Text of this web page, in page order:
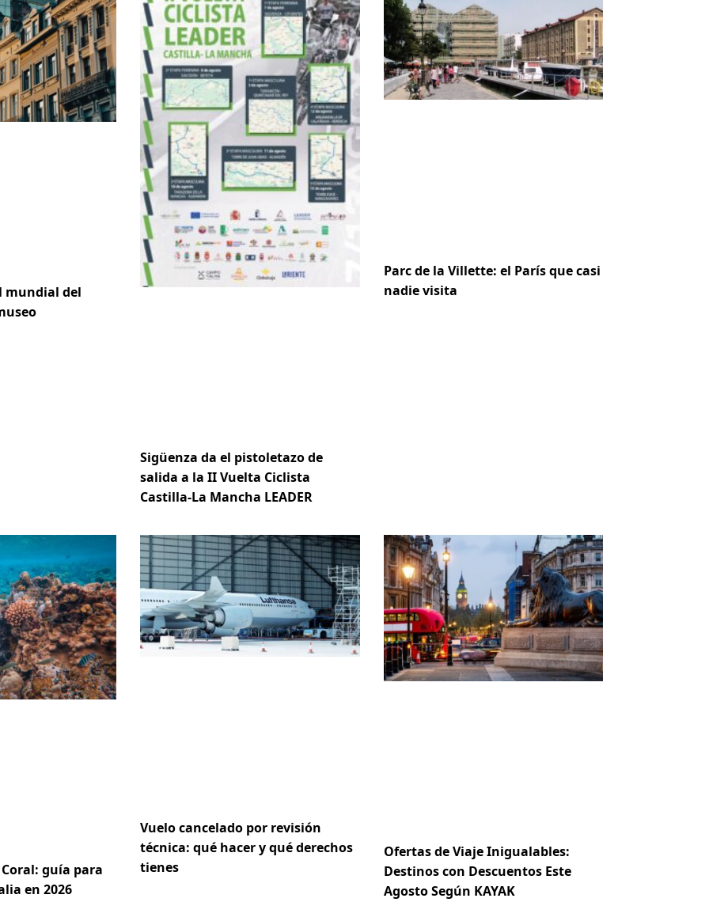
mundial del
Sigüenza da el pistoletazo de
salida a la II Vuelta Ciclista
Castilla-La Mancha LEADER
Parc de la Villette: el París que casi
nadie visita
guía para
en 2026
Vuelo cancelado por revisión
técnica: qué hacer y qué derechos
tienes
Ofertas de Viaje Inigualables:
Destinos con Descuentos Este
Agosto Según KAYAK